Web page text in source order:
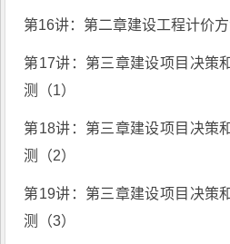
第16讲：第二章建设工程计价
第17讲：第三章建设项目决策
测（1）
第18讲：第三章建设项目决策
测（2）
第19讲：第三章建设项目决策
测（3）